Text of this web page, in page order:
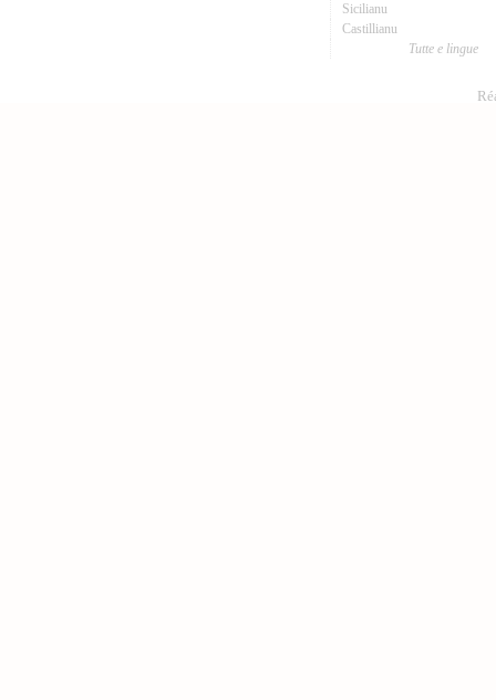
Sicilianu
Castillianu
Tutte e lingue